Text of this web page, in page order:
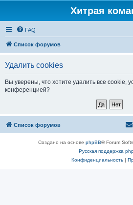
Хитрая
FAQ
Список форумов
Удалить cookies
Вы уверены, что хотите удалить все cookie,
конференцией?
Список форумов
Создано на основе phpBB® Forum
Русская поддержка
Конфиденциальность|